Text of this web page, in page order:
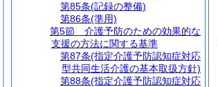
第85条(記録の整備)
第86条(準用)
第5節
介護予防のための効果的な
支援の方法に関する基準
第87条(指定介護予防認知症対応
型共同生活介護の基本取扱方針)
第88条(指定介護予防認知症対応